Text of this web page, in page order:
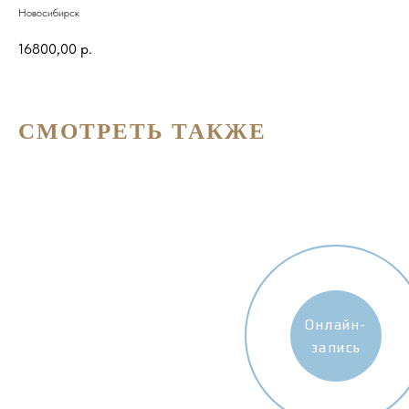
Новосибирск
16800,00 р.
СМОТРЕТЬ ТАКЖЕ
Онлайн-
запись